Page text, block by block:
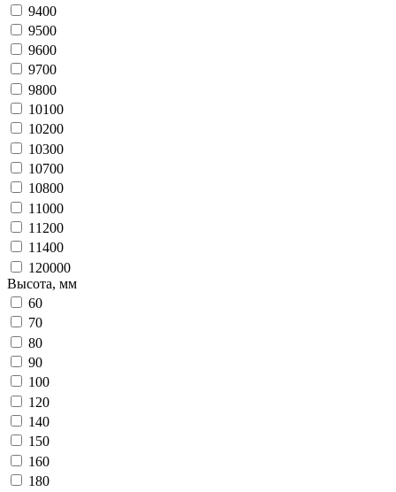
9400
9500
9600
9700
9800
10100
10200
10300
10700
10800
11000
11200
11400
120000
Высота, мм
60
70
80
90
100
120
140
150
160
180